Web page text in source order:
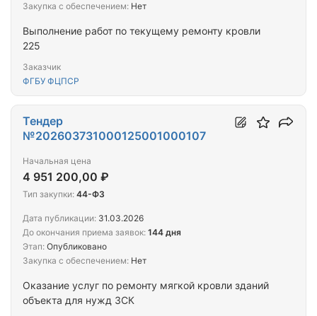
Выполнение работ по текущему ремонту кровли
225
Заказчик
ФГБУ ФЦПСР
Закупка с обеспечением: Нет
Оказание услуг по ремонту мягкой кровли зданий
объекта для нужд ЗСК
Тендер
№202603731000125001000107
Начальная цена
4 951 200,00 ₽
Тип закупки: 44-ФЗ
Дата публикации: 31.03.2026
До окончания приема заявок: 144 дня
Этап: Опубликовано
Закупка с обеспечением: Нет